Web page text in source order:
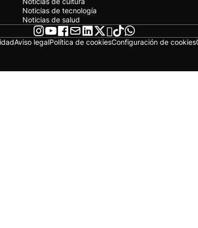
Noticias de tecnología
Noticias de salud
Aviso legalPolítica de cookiesConfiguración de cookies